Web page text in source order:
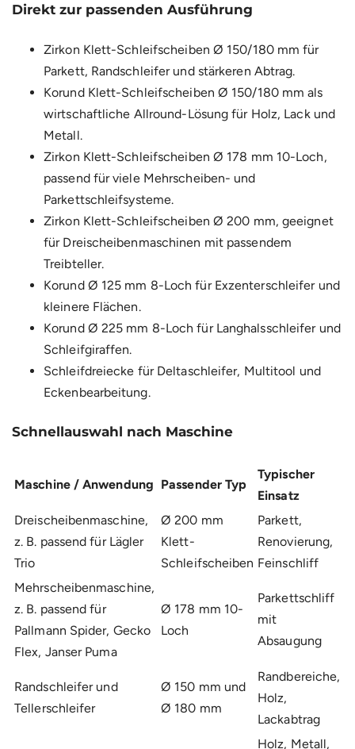
Direkt zur passenden Ausführung
Zirkon Klett-Schleifscheiben Ø 150/180 mm für
Parkett, Randschleifer und stärkeren Abtrag.
Korund Klett-Schleifscheiben Ø 150/180 mm als
wirtschaftliche Allround-Lösung für Holz, Lack und
Metall.
Zirkon Klett-Schleifscheiben Ø 178 mm 10-Loch,
passend für viele Mehrscheiben- und
Parkettschleifsysteme.
Zirkon Klett-Schleifscheiben Ø 200 mm, geeignet
für Dreischeibenmaschinen mit passendem
Treibteller.
Korund Ø 125 mm 8-Loch für Exzenterschleifer und
kleinere Flächen.
Korund Ø 225 mm 8-Loch für Langhalsschleifer und
Schleifgiraffen.
Schleifdreiecke für Deltaschleifer, Multitool und
Eckenbearbeitung.
Schnellauswahl nach Maschine
Maschine / Anwendung Passender Typ
Typischer
Einsatz
Dreischeibenmaschine,
z. B. passend für Lägler
Trio
Ø 200 mm
Klett-
Schleifscheiben
Parkett,
Renovierung,
Feinschliff
Mehrscheibenmaschine,
z. B. passend für
Pallmann Spider, Gecko
Flex, Janser Puma
Ø 178 mm 10-
Loch
Parkettschliff
mit
Absaugung
Randschleifer und
Tellerschleifer
Ø 150 mm und
Ø 180 mm
Randbereiche,
Holz,
Lackabtrag
Holz, Metall,